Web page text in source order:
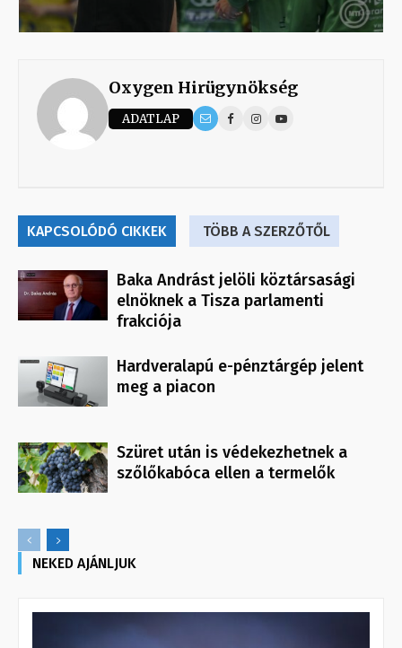
Oxygen Hirügynökség
ADATLAP
KAPCSOLÓDÓ CIKKEK TÖBB A SZERZŐTŐL
Baka Andrást jelöli köztársasági
elnöknek a Tisza parlamenti
frakciója
Hardveralapú e-pénztárgép jelent
meg a piacon
Szüret után is védekezhetnek a
szőlőkabóca ellen a termelők
NEKED AJÁNLJUK